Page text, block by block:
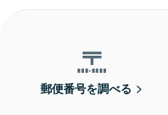
郵便番号を調べる